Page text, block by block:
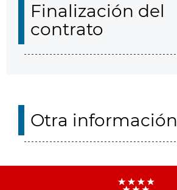
Finalización del
contrato
Otra información